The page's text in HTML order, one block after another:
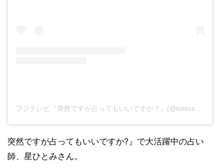
フジテレビ『突然ですが占ってもいいですか？』(@totsuzen_uranai)がシェアした投稿
突然ですが占ってもいいですか?』で大活躍中の占い
師、星ひとみさん。